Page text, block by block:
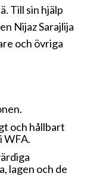
Till sin hjälp
Nijaz Sarajlija
och övriga
och hållbart
WFA.
lagen och de